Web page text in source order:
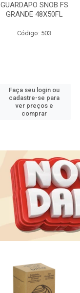
GUARDAPO SNOB FS
GRANDE 48X50FL
Código: 503
Faça seu login ou
cadastre-se para
ver preços e
comprar